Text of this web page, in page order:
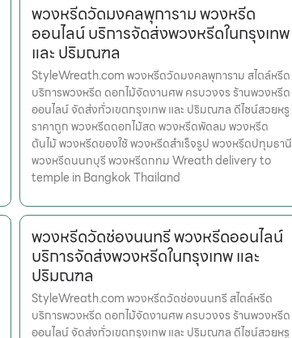
พวงหรีดวัดมงคลพุการาม พวงหรีด
ออนไลน์ บริการจัดส่งพวงหรีดในกรุงเทพ
และ ปริมณฑล
StyleWreath.com พวงหรีดวัดมงคลพุการาม สไตล์หรีด
บริการพวงหรีด ดอกไม้จัดงานศพ ครบวงจร ร้านพวงหรีด
ออนไลน์ จัดส่งทั่วเขตกรุงเทพ และ ปริมณฑล ดีไซน์สวยหรู
ราคาถูก พวงหรีดดอกไม้สด พวงหรีดพัดลม พวงหรีด
ต้นไม้ พวงหรีดของใช้ พวงหรีดสำเร็จรูป พวงหรีดปทุมธานี
พวงหรีดนนทบุรี พวงหรีดกทม Wreath delivery to
temple in Bangkok Thailand
พวงหรีดวัดช่องนนทรี พวงหรีดออนไลน์
บริการจัดส่งพวงหรีดในกรุงเทพ และ
ปริมณฑล
StyleWreath.com พวงหรีดวัดช่องนนทรี สไตล์หรีด
บริการพวงหรีด ดอกไม้จัดงานศพ ครบวงจร ร้านพวงหรีด
ออนไลน์ จัดส่งทั่วเขตกรุงเทพ และ ปริมณฑล ดีไซน์สวยหรู